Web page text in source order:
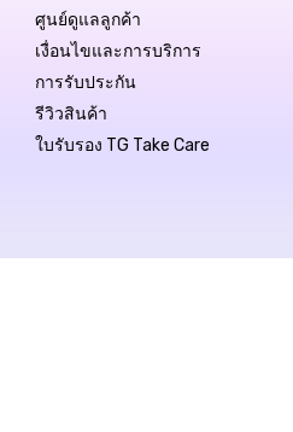
ศูนย์ดูแลลูกค้า
เงื่อนไขและการบริการ
การรับประกัน
รีวิวสินค้า
ใบรับรอง TG Take Care